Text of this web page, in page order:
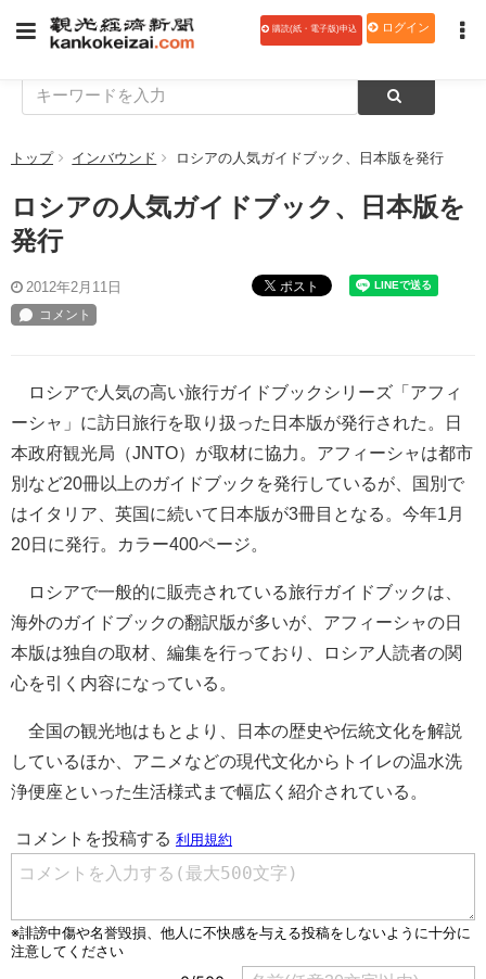
購読(紙・電子版)申込 ログイン
トップ インバウンド ロシアの人気ガイドブック、日本版を発行
ロシアの人気ガイドブック、日本版を
発行
2012年2月11日 ポスト
ロシアで人気の高い旅行ガイドブックシリーズ「アフィ
ーシャ」に訪日旅行を取り扱った日本版が発行された。日
本政府観光局（JNTO）が取材に協力。アフィーシャは都市
別など20冊以上のガイドブックを発行しているが、国別で
はイタリア、英国に続いて日本版が3冊目となる。今年1月
20日に発行。カラー400ページ。
ロシアで一般的に販売されている旅行ガイドブックは、
海外のガイドブックの翻訳版が多いが、アフィーシャの日
本版は独自の取材、編集を行っており、ロシア人読者の関
心を引く内容になっている。
全国の観光地はもとより、日本の歴史や伝統文化を解説
しているほか、アニメなどの現代文化からトイレの温水洗
浄便座といった生活様式まで幅広く紹介されている。